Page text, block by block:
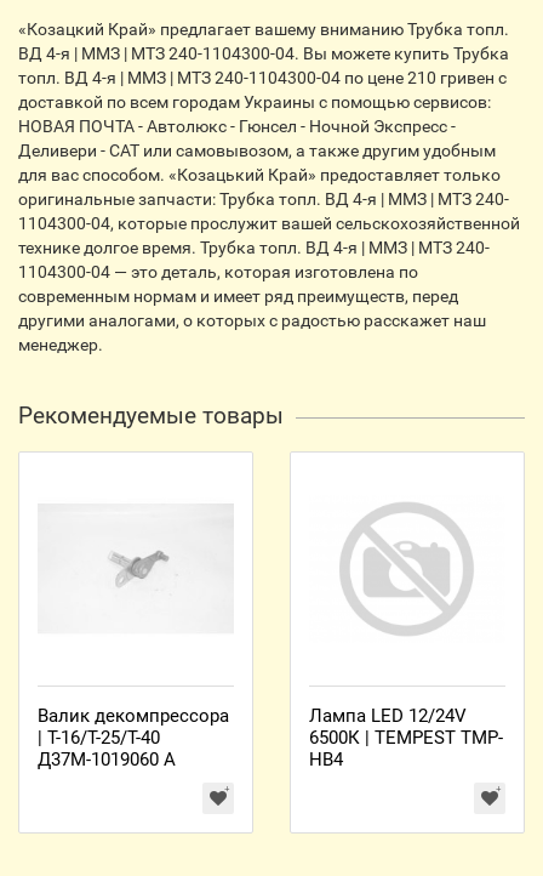
«Козацкий Край» предлагает вашему вниманию Трубка топл.
ВД 4-я | ММЗ | МТЗ 240-1104300-04. Вы можете купить Трубка
топл. ВД 4-я | ММЗ | МТЗ 240-1104300-04 по цене 210 гривен с
доставкой по всем городам Украины с помощью сервисов:
НОВАЯ ПОЧТА - Автолюкс - Гюнсел - Ночной Экспресс -
Деливери - CАТ или самовывозом, а также другим удобным
для вас способом. «Козацький Край» предоставляет только
оригинальные запчасти: Трубка топл. ВД 4-я | ММЗ | МТЗ 240-
1104300-04, которые прослужит вашей сельскохозяйственной
технике долгое время. Трубка топл. ВД 4-я | ММЗ | МТЗ 240-
1104300-04 — это деталь, которая изготовлена по
современным нормам и имеет ряд преимуществ, перед
другими аналогами, о которых с радостью расскажет наш
менеджер.
Рекомендуемые товары
Валик декомпрессора
| Т-16/Т-25/Т-40
Д37М-1019060 А
Лампа LED 12/24V
6500К | TEMPEST TMP-
HB4